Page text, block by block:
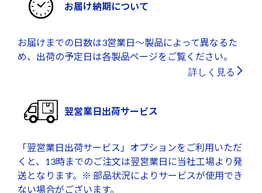
お届け納期について
お届けまでの日数は3営業日～製品によって異なるた
め、出荷の予定日は各製品ページをご覧ください。
詳しく見る
翌営業日出荷サービス
「翌営業日出荷サービス」オプションをご利用いただ
くと、13時までのご注文は翌営業日に当社工場より発
送となります。※ 部品状況によりサービスが使用でき
ない場合がございます。